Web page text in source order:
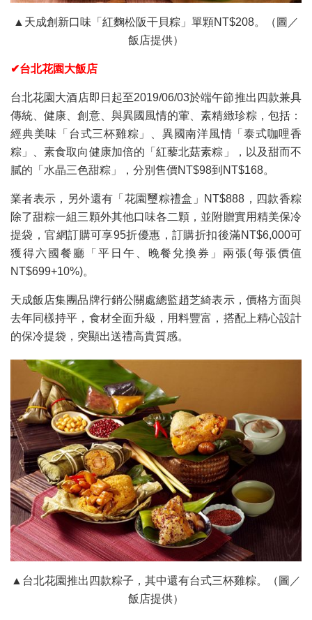
▲天成創新口味「紅麴松阪干貝粽」單顆NT$208。（圖／
飯店提供）
✔台北花園大飯店
台北花園大酒店即日起至2019/06/03於端午節推出四款兼具
傳統、健康、創意、與異國風情的葷、素精緻珍粽，包括：
經典美味「台式三杯雞粽」、異國南洋風情「泰式咖哩香
粽」、素食取向健康加倍的「紅藜北菇素粽」，以及甜而不
膩的「水晶三色甜粽」，分別售價NT$98到NT$168。
業者表示，另外還有「花園璽粽禮盒」NT$888，四款香粽
除了甜粽一組三顆外其他口味各二顆，並附贈實用精美保冷
提袋，官網訂購可享95折優惠，訂購折扣後滿NT$6,000可
獲得六國餐廳「平日午、晚餐兌換券」兩張(每張價值
NT$699+10%)。
天成飯店集團品牌行銷公關處總監趙芝綺表示，價格方面與
去年同樣持平，食材全面升級，用料豐富，搭配上精心設計
的保冷提袋，突顯出送禮高貴質感。
▲台北花園推出四款粽子，其中還有台式三杯雞粽。（圖／
飯店提供）